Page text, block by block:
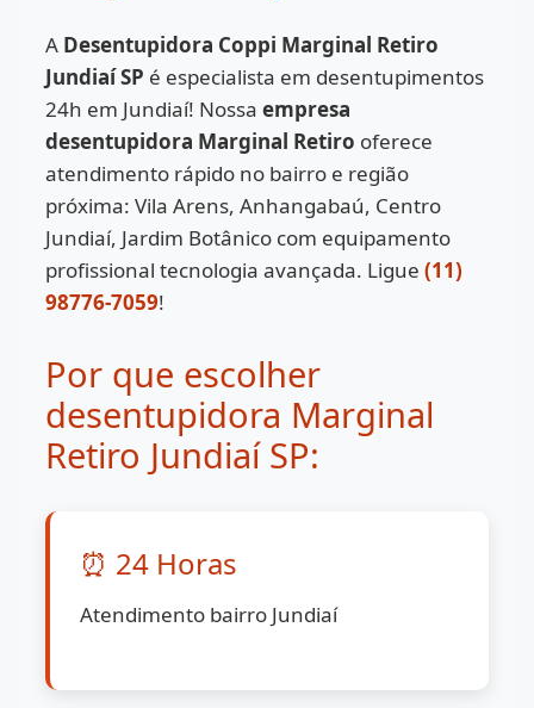
A Desentupidora Coppi Marginal Retiro
Jundiaí SP é especialista em desentupimentos
24h em Jundiaí! Nossaempresa
desentupidora Marginal Retiro oferece
atendimento rápido no bairro e região
próxima: Vila Arens, Anhangabaú, Centro
Jundiaí, Jardim Botânico com equipamento
profissional tecnologia avançada. Ligue(11)
98776-7059!
Por que escolher
desentupidora Marginal
Retiro Jundiaí SP:
⏰ 24 Horas
Atendimento bairro Jundiaí